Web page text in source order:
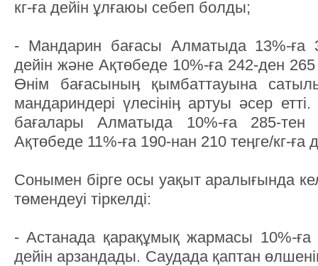
кг-ға дейін ұлғаюы себеп болды;
- Мандарин бағасы Алматыда 13%-ға
дейін және Ақтөбеде 10%-ға 242-ден 265
Өнім бағасыныӊ қымбаттауына
мандариндері үлесініӊ артуы әсер
бағалары Алматыда 10%-ға 285-тен
Ақтөбеде 11%-ға 190-нан 210 теӊге/кг-ға
Сонымен бірге осы уақыт аралығында
төмендеуі тіркелді:
- Астанада қарақұмық жармасы 10%-ға
дейін арзандады. Саудада қаптан